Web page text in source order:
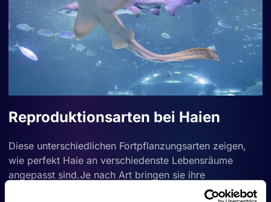
Reproduktionsarten bei Haien
Diese unterschiedlichen Fortpflanzungsarten zeigen,
wie perfekt Haie an verschiedenste Lebensräume
angepasst sind.Je nach Art bringen sie ihre
Nachkommen auf unterschiedliche Weise zur Welt. Man